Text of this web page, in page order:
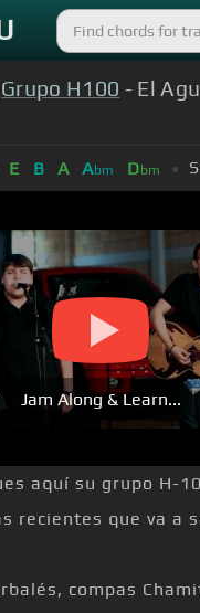
Grupo H100 - El
E B A Abm Dbm
Jam Along & Learn...
aquí su grupo H-
recientes que va a
compas